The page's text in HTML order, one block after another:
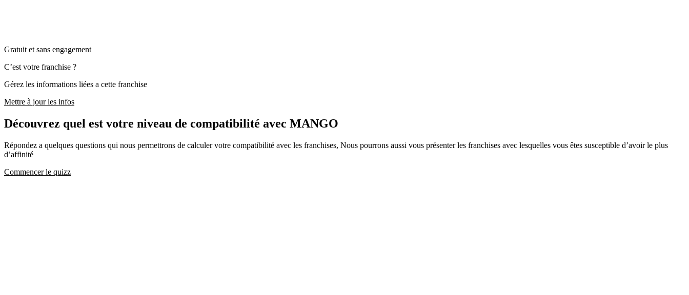
Gratuit et sans engagement
C’est votre franchise ?
Gérez les informations liées a cette franchise
Mettre à jour les infos
Découvrez quel est votre niveau de compatibilité avec MANGO
Répondez a quelques questions qui nous permettrons de calculer votre compatibilité avec les franchises, Nous pourrons aussi vous présenter les franchises avec lesquelles vous êtes susceptible d’avoir le plus
d’affinité
Commencer le quizz